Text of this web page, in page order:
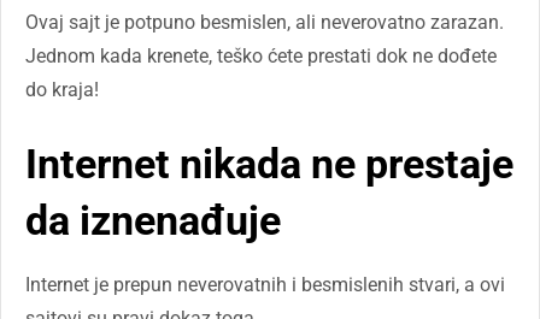
Ovaj sajt je potpuno besmislen, ali neverovatno zarazan.
Jednom kada krenete, teško ćete prestati dok ne dođete
do kraja!
Internet nikada ne prestaje
da iznenađuje
Internet je prepun neverovatnih i besmislenih stvari, a ovi